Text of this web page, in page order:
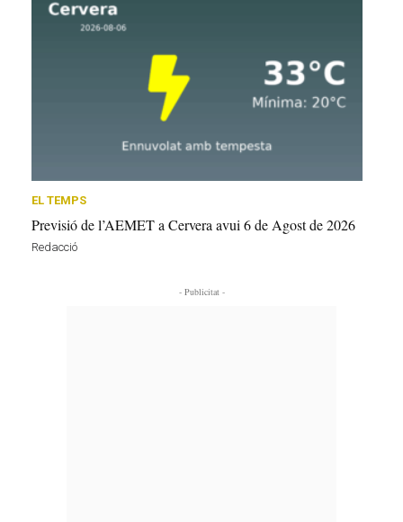
EL TEMPS
Previsió de l’AEMET a Cervera avui 6 de Agost de 2026
Redacció
- Publicitat -